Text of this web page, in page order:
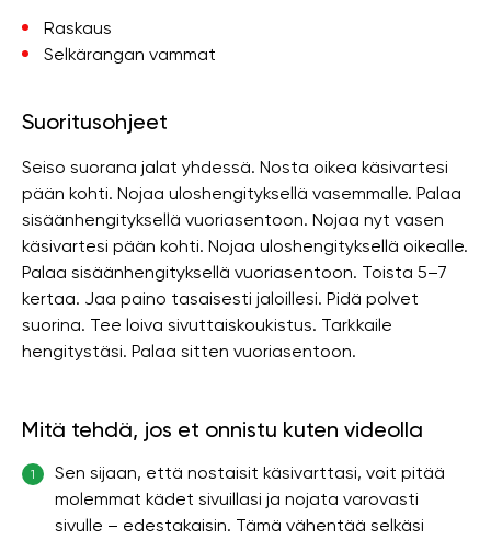
Raskaus
Selkärangan vammat
Suoritusohjeet
Seiso suorana jalat yhdessä. Nosta oikea käsivartesi
pään kohti. Nojaa uloshengityksellä vasemmalle. Palaa
sisäänhengityksellä vuoriasentoon. Nojaa nyt vasen
käsivartesi pään kohti. Nojaa uloshengityksellä oikealle.
Palaa sisäänhengityksellä vuoriasentoon. Toista 5–7
kertaa. Jaa paino tasaisesti jaloillesi. Pidä polvet
suorina. Tee loiva sivuttaiskoukistus. Tarkkaile
hengitystäsi. Palaa sitten vuoriasentoon.
Mitä tehdä, jos et onnistu kuten videolla
1
Sen sijaan, että nostaisit käsivarttasi, voit pitää
molemmat kädet sivuillasi ja nojata varovasti
sivulle – edestakaisin. Tämä vähentää selkäsi